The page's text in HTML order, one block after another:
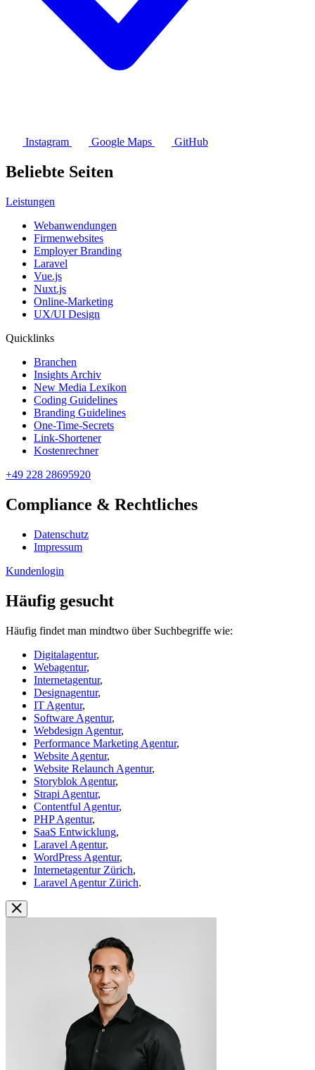
Instagram Google Maps GitHub
Beliebte Seiten
Leistungen
Webanwendungen
Firmenwebsites
Employer Branding
Laravel
Vue.js
Nuxt.js
Online-Marketing
UX/UI Design
Quicklinks
Branchen
Insights Archiv
New Media Lexikon
Coding Guidelines
Branding Guidelines
One-Time-Secrets
Link-Shortener
Kostenrechner
+49 228 28695920
Compliance & Rechtliches
Datenschutz
Impressum
Kundenlogin
Häufig gesucht
Häufig findet man mindtwo über Suchbegriffe wie:
Digitalagentur,
Webagentur,
Internetagentur,
Designagentur,
IT Agentur,
Software Agentur,
Webdesign Agentur,
Performance Marketing Agentur,
Website Agentur,
Website Relaunch Agentur,
Storyblok Agentur,
Strapi Agentur,
Contentful Agentur,
PHP Agentur,
SaaS Entwicklung,
Laravel Agentur,
WordPress Agentur,
Internetagentur Zürich,
Laravel Agentur Zürich.